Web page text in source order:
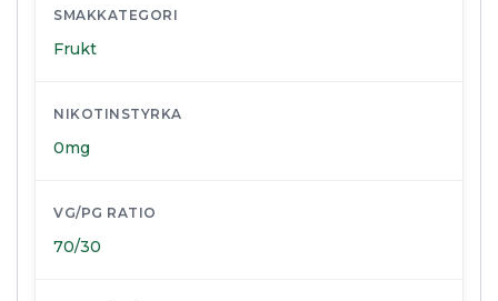
SMAKKATEGORI
Frukt
NIKOTINSTYRKA
0mg
VG/PG RATIO
70/30